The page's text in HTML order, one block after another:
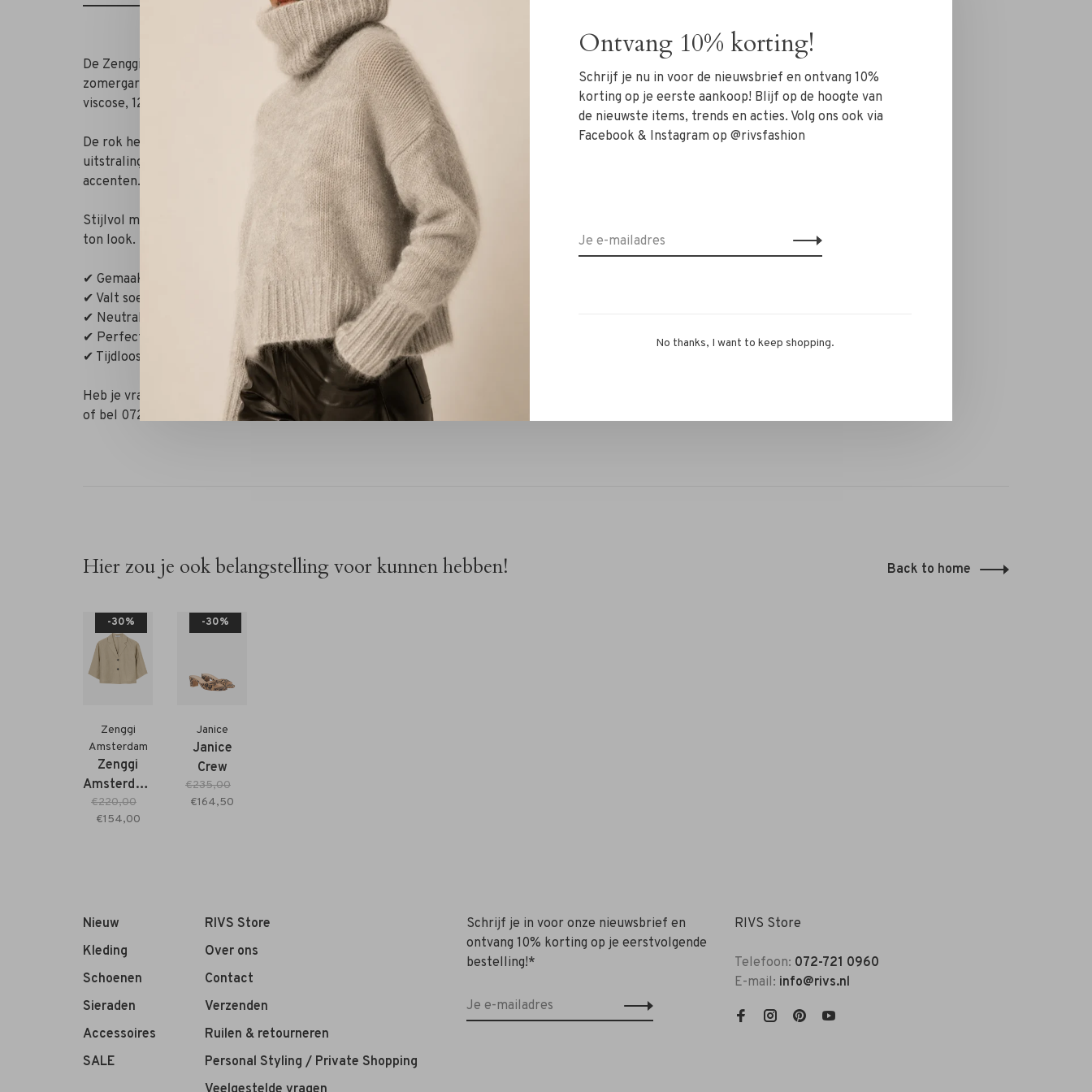
De Zenggi Light Linen Mix Long Skirt in de kleur desert is een stijlvolle essential voor de
zomergarderobe. Deze lange rok is gemaakt van een hoogwaardige linnenmix (44% linnen, 44%
viscose, 12% polyamide) en biedt een perfecte balans tussen comfort en elegantie.
De rok heeft een vloeiend silhouet dat soepel om het lichaam valt en een natuurlijke, vrouwelijke
uitstraling geeft. De neutrale desertkleur laat zich eenvoudig combineren met zachte tinten of frisse
accenten.
Stijlvol met een eenvoudige top, blouse of het bijpassende linnen shirt voor een geraffineerde ton-sur-
ton look.
✔ Gemaakt van ademende linnenmix
✔ Valt soepel en luchtig
✔ Neutrale kleur: desert
✔ Perfect voor zomerse dagen
✔ Tijdloos en veelzijdig ontwerp
Heb je vragen of wil je stylingadvies? Stuur ons een WhatsApp op 06-13069593, mail naar
of bel 072-7210960. Je bent ook welkom in onze winkel in Alkmaar – Ritsevoort 21!
Hier zou je ook belangstelling voor kunnen hebben! Back to home
-30%
Zenggi
Amsterdam
Zenggi
Amsterdam
Light Linen
Mix
€220,00
€154,00
-30%
Janice
Janice
Crew
Instapper
panterprint
€235,00
€164,50
Nieuw
Kleding
Schoenen
Sieraden
Accessoires
SALE
RIVS Store
Over ons
Contact
Verzenden
Ruilen & retourneren
Personal Styling / Private Shopping
Schrijf je in voor onze nieuwsbrief en
ontvang 10% korting op je eerstvolgende
bestelling!*
RIVS Store
Telefoon: 072-721 0960
E-mail: info@rivs.nl
Ontvang 10% korting!
Schrijf je nu in voor de nieuwsbrief en ontvang 10%
korting op je eerste aankoop! Blijf op de hoogte van
de nieuwste items, trends en acties. Volg ons ook via
Facebook & Instagram op @rivsfashion
No thanks, I want to keep shopping.